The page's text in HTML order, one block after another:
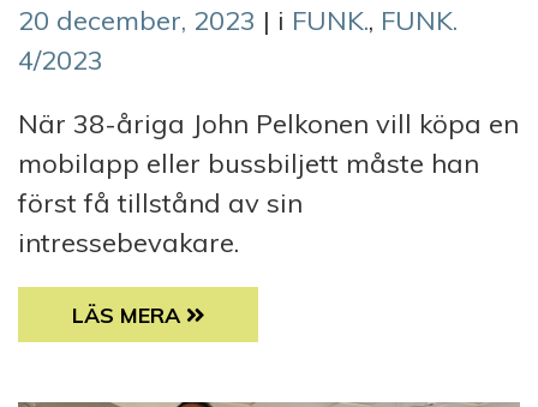
20 december, 2023 | i FUNK., FUNK.
4/2023
När 38-åriga John Pelkonen vill köpa en
mobilapp eller bussbiljett måste han
först få tillstånd av sin
intressebevakare.
INTRESSEBEVAKAREN BESTÄMMER OM
LÄS MERA